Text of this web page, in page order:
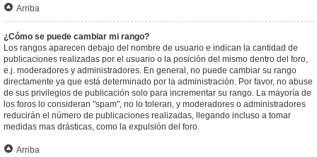
Arriba
¿Cómo se puede cambiar mi rango?
Los rangos aparecen debajo del nombre de usuario e indican la cantidad de
publicaciones realizadas por el usuario o la posición del mismo dentro del foro,
e.j. moderadores y administradores. En general, no puede cambiar su rango
directamente ya que está determinado por la administración. Por favor, no abuse
de sus privilegios de publicación solo para incrementar su rango. La mayoría de
los foros lo consideran "spam", no lo toleran, y moderadores o administradores
reducirán el número de publicaciones realizadas, llegando incluso a tomar
medidas mas drásticas, como la expulsión del foro.
Arriba